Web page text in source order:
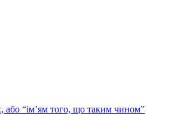
або “ім’ям того, що таким чином”